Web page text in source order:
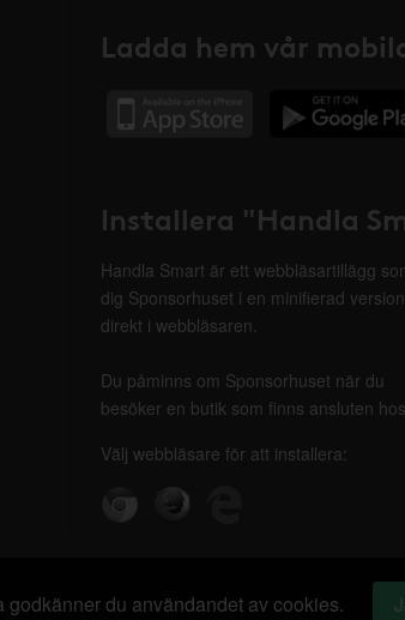
Ladda hem vår
Installera "Handla
Handla Smart är ett webbläsartillägg
dig Sponsorhuset i en minifierad
direkt i webbläsaren.
Du påminns om Sponsorhuset när du
besöker en butik som finns ansluten
Välj webbläsare för att installera:
du användandet av cookies.